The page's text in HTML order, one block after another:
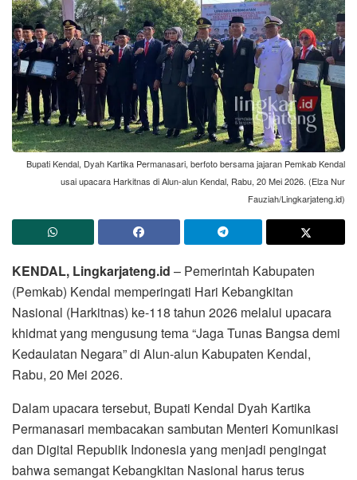
Bupati Kendal, Dyah Kartika Permanasari, berfoto bersama jajaran Pemkab Kendal
usai upacara Harkitnas di Alun-alun Kendal, Rabu, 20 Mei 2026. (Elza Nur
Fauziah/Lingkarjateng.id)
KENDAL, Lingkarjateng.id – Pemerintah Kabupaten
(Pemkab) Kendal memperingati Hari Kebangkitan
Nasional (Harkitnas) ke-118 tahun 2026 melalui upacara
khidmat yang mengusung tema “Jaga Tunas Bangsa demi
Kedaulatan Negara” di Alun-alun Kabupaten Kendal,
Rabu, 20 Mei 2026.
Dalam upacara tersebut, Bupati Kendal Dyah Kartika
Permanasari membacakan sambutan Menteri Komunikasi
dan Digital Republik Indonesia yang menjadi pengingat
bahwa semangat Kebangkitan Nasional harus terus